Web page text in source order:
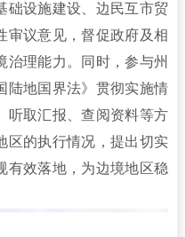
础设施建设、边民互市贸
审议意见，督促政府及相
治理能力。同时，参与州
陆地国界法》贯彻实施情
听取汇报、查阅资料等方
区的执行情况，提出切实
有效落地，为边境地区稳